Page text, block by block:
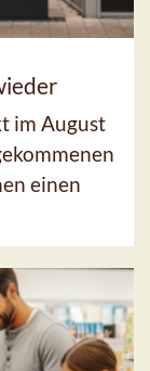
im August
einen